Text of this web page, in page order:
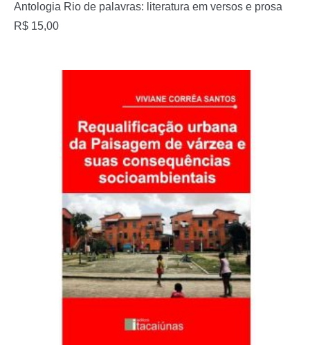
Antologia Rio de palavras: literatura em versos e prosa
R$ 15,00